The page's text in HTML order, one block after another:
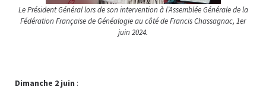
Le Président Général lors de son intervention à l’Assemblée Générale de la
Fédération Française de Généalogie au côté de Francis Chassagnac, 1er
juin 2024.
Dimanche 2 juin :